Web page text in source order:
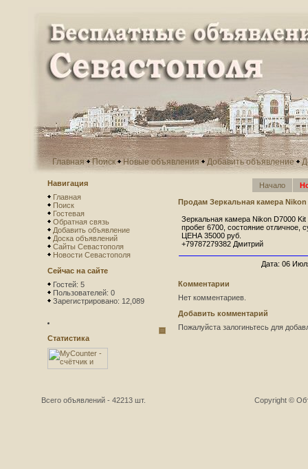
Главная Поиск Новые объявления Добавить объявление
Навигация
Главная
Поиск
Гостевая
Обратная связь
Добавить объявление
Доска объявлений
Сайты Севастополя
Новости Севастополя
Сейчас на сайте
Гостей: 5
Пользователей: 0
Зарегистрировано: 12,089
Статистика
Начало
Продам Зеркальная камера
Зеркальная камера Nikon D7000
пробег 6700, состояние отличное,
ЦЕНА 35000 руб.
+79787279382 Дмитрий
Дата: 06
Комментарии
Нет комментариев.
Добавить комментарий
Пожалуйста залогиньтесь для
Всего объявлений - 42213 шт. Copyright ©